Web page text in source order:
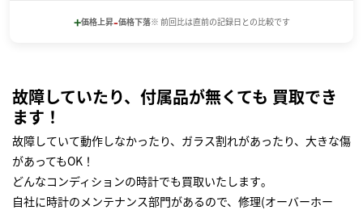
+価格上昇-価格下落※ 前回比は直前の記録日との比較です
故障していたり、付属品が無くても 買取でき
ます！
故障していて動作しなかったり、ガラス割れがあったり、大きな傷
があってもOK！
どんなコンディションの時計でも買取いたします｡
自社に時計のメンテナンス部門があるので、修理(オーバーホー